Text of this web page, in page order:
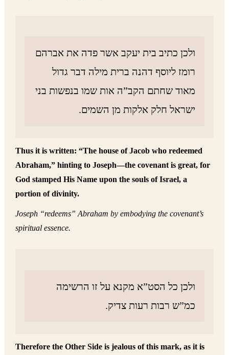
ולכן כתיב בית יעקב אשר פדה את אברהם
רומז ליוסף דהנה ברית מילה דבר גדול
מאוד שחתם הקב”ה אות שמו בנפשות בני
ישראל חלק אלקות מן השמים.
Thus it is written: “The house of Jacob who redeemed
Abraham,” hinting to Joseph—the covenant is great, for
God stamped His Name upon the souls of Israel, a
portion of divinity.
Joseph “redeems” Abraham by embodying the covenant’s
spiritual essence.
ולכן כל הסט”א מקנא על זו הרשימה
כמ”ש רבות רעות צדיק.
Therefore the Other Side is jealous of this mark, as it is